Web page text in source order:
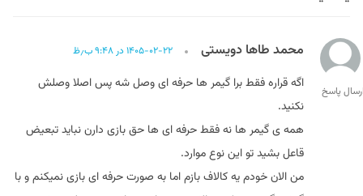
محمد طاها دویستی ۱۴۰۵-۰۲-۲۲ در ۹:۴۸ ب٫ظ
اگه قراره فقط برا گیمر ها حرفه ای وصل شه پس اصلا وصلش
نکنید.
همه ی گیمر ها نه فقط حرفه ای ها حق بازی دارن نباید تبعیض
قاعل بشید تو این نوع موارد.
من الان خودم یه کالاف بازم اما به صورت حرفه ای بازی نمیکنم و با
پاسخ